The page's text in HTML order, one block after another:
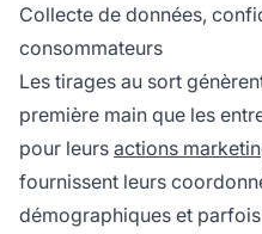
Collecte de données,
consommateurs
Les tirages au sort
première main que les
pour leurs actions
fournissent leurs
démographiques et